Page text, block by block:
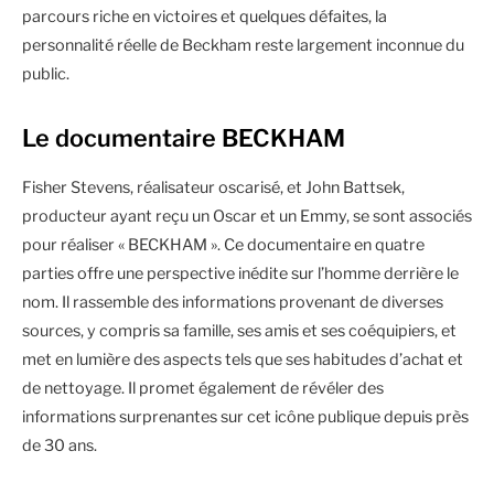
parcours riche en victoires et quelques défaites, la
personnalité réelle de Beckham reste largement inconnue du
public.
Le documentaire BECKHAM
Fisher Stevens, réalisateur oscarisé, et John Battsek,
producteur ayant reçu un Oscar et un Emmy, se sont associés
pour réaliser « BECKHAM ». Ce documentaire en quatre
parties offre une perspective inédite sur l’homme derrière le
nom. Il rassemble des informations provenant de diverses
sources, y compris sa famille, ses amis et ses coéquipiers, et
met en lumière des aspects tels que ses habitudes d’achat et
de nettoyage. Il promet également de révéler des
informations surprenantes sur cet icône publique depuis près
de 30 ans.